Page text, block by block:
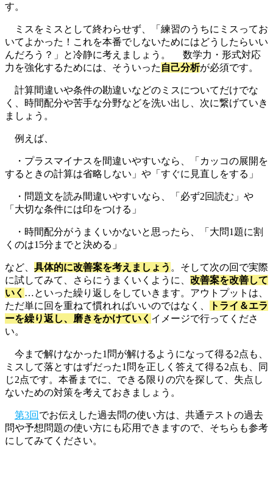
す。
ミスをミスとして終わらせず、「練習のうちにミスってお
いてよかった！これを本番でしないためにはどうしたらいい
んだろう？」と冷静に考えましょう。 数学力・形式対応
力を強化するためには、そういった 自己分析が必須です。
計算間違いや条件の勘違いなどのミスについてだけでな
く、時間配分や苦手な分野などを洗い出し、次に繋げていき
ましょう。
例えば、
・プラスマイナスを間違いやすいなら、「カッコの展開を
するときの計算は省略しない」や「すぐに見直しをする」
・問題文を読み間違いやすいなら、「必ず2回読む」や
「大切な条件には印をつける」
・時間配分がうまくいかないと思ったら、「大問1題に割
くのは15分までと決める」
など、 具体的に改善案を考えましょう 。そして次の回で実際
に試してみて、さらにうまくいくように、 改善案を改善して
いく …といった繰り返しをしていきます。アウトプットは、
ただ単に回を重ねて慣れればいいのではなく、
トライ＆エラ
ーを繰り返し、磨きをかけていく イメージで行ってくださ
い。
今まで解けなかった1問が解けるようになって得る2点も、
ミスして落とすはずだった1問を正しく答えて得る2点も、同
じ2点です。本番までに、できる限りの穴を探して、失点し
ないための対策を考えておきましょう。
第3回 でお伝えした過去問の使い方は、共通テストの過去
問や予想問題の使い方にも応用できますので、そちらも参考
にしてみてください。